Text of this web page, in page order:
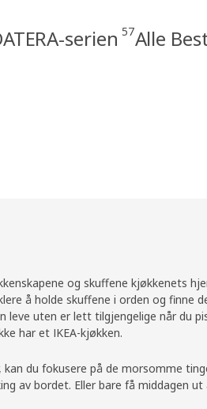
serien 57Alle
og skuffene kjøkkenets
å holde skuffene i orden og finne
leve uten er lett tilgjengelige når du
har et IKEA-kjøkken.
du fokusere på de morsomme
av bordet. Eller bare få middagen ut